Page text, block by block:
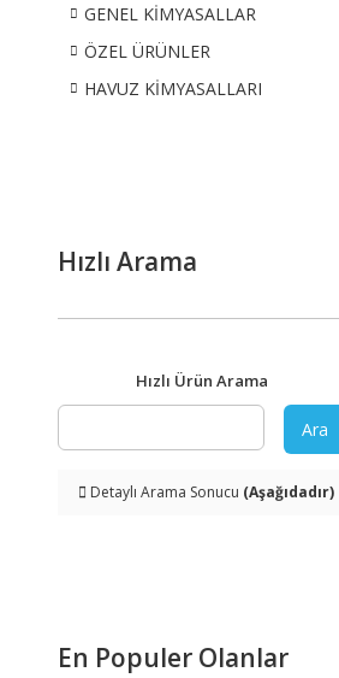
GENEL KİMYASALLAR
ÖZEL ÜRÜNLER
HAVUZ KİMYASALLARI
Hızlı Arama
Hızlı Ürün Arama
Ara
Detaylı Arama Sonucu (Aşağıdadır)
En Populer Olanlar